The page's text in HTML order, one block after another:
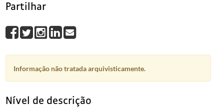
Partilhar
Informação não tratada arquivisticamente.
Nível de descrição